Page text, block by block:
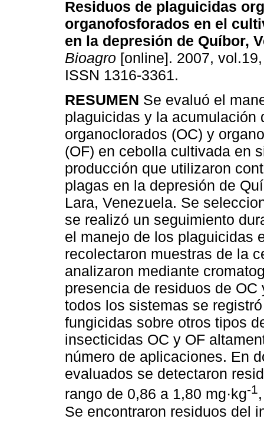
Residuos de plaguicidas
organofosforados en el
en la depresión de Quíbor,
Bioagro [online]. 2007,
ISSN 1316-3361.
RESUMEN Se evaluó el
plaguicidas y la acumulación
organoclorados (OC) y
(OF) en cebolla cultivada en
producción que utilizaron
plagas en la depresión de
Lara, Venezuela. Se
se realizó un seguimiento
el manejo de los plaguicidas
recolectaron muestras de la
analizaron mediante
presencia de residuos de
todos los sistemas se
fungicidas sobre otros tipos
insecticidas OC y OF
número de aplicaciones. En
evaluados se detectaron
rango de 0,86 a 1,80 mg·kg-1
Se encontraron residuos del